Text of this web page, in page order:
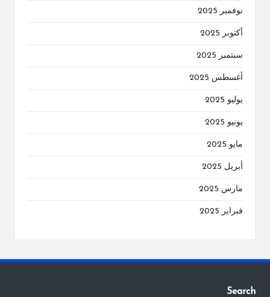
نوفمبر 2025
أكتوبر 2025
سبتمبر 2025
أغسطس 2025
يوليو 2025
يونيو 2025
مايو 2025
أبريل 2025
مارس 2025
فبراير 2025
Search